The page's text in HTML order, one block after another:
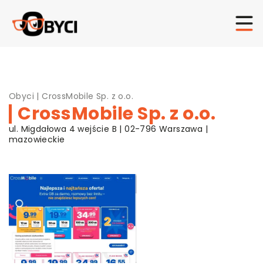
Obyci |CrossMobile Sp. z o.o.
CrossMobile Sp. z o.o.
ul. Migdałowa 4 wejście B | 02-796 Warszawa |
mazowieckie